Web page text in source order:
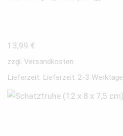
13,99 €
zzgl. Versandkosten
Lieferzeit: Lieferzeit: 2-3 Werktage